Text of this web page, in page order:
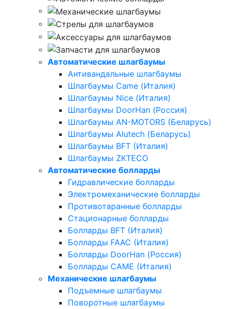
Автоматические шлагбаумы
Антивандальные шлагбаумы
Шлагбаумы Came (Италия)
Шлагбаумы Nice (Италия)
Шлагбаумы DoorHan (Россия)
Шлагбаумы AN-MOTORS (Беларусь)
Шлагбаумы Alutech (Беларусь)
Шлагбаумы BFT (Италия)
Шлагбаумы ZKTECO
Автоматические болларды
Гидравлические болларды
Электромеханические болларды
Противотаранные болларды
Стационарные болларды
Болларды BFT (Италия)
Болларды FAAC (Италия)
Болларды DoorHan (Россия)
Болларды CAME (Италия)
Механические шлагбаумы
Подъемные шлагбаумы
Поворотные шлагбаумы